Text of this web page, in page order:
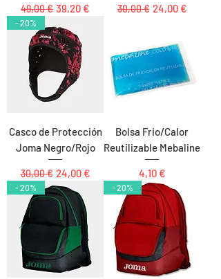
Precio
49,00 € Precio de oferta
39,20 € Precio
30,00 € Precio de oferta
24,00 €
- 20%
Casco de Protección
Joma Negro/Rojo
Precio
30,00 € Precio de oferta
24,00 €
Bolsa Frio/Calor
Reutilizable Mebaline
Precio
4,10 €
- 20% - 20%